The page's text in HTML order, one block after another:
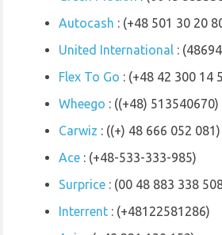
Autocash : (+48 501 30 20
United International :
Flex To Go : (+48 42 300 14
Wheego : ((+48) 513540670)
Carwiz : ((+) 48 666 052 081)
Ace : (+48-533-333-985)
Surprice : (00 48 883 338
Interrent : (+48122581286)